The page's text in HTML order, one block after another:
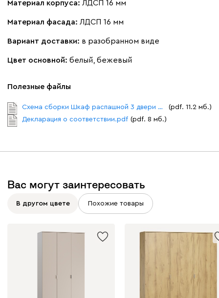
Материал корпуса: ЛДСП 16 мм
Материал фасада: ЛДСП 16 мм
Вариант доставки: в разобранном виде
Цвет основной: белый, бежевый
Полезные файлы
Схема сборки Шкаф распашной 3 двери Стелла.pdf
(pdf. 11.2 мб.)
Декларация о соответствии.pdf (pdf. 8 мб.)
Вас могут заинтересовать
В другом цвете Похожие товары